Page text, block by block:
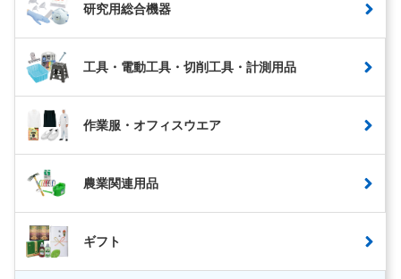
研究用総合機器
工具・電動工具・切削工具・計測用品
作業服・オフィスウエア
農業関連用品
ギフト